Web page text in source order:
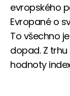
evropského
Evropané o
To všechno
dopad. Z
hodnoty